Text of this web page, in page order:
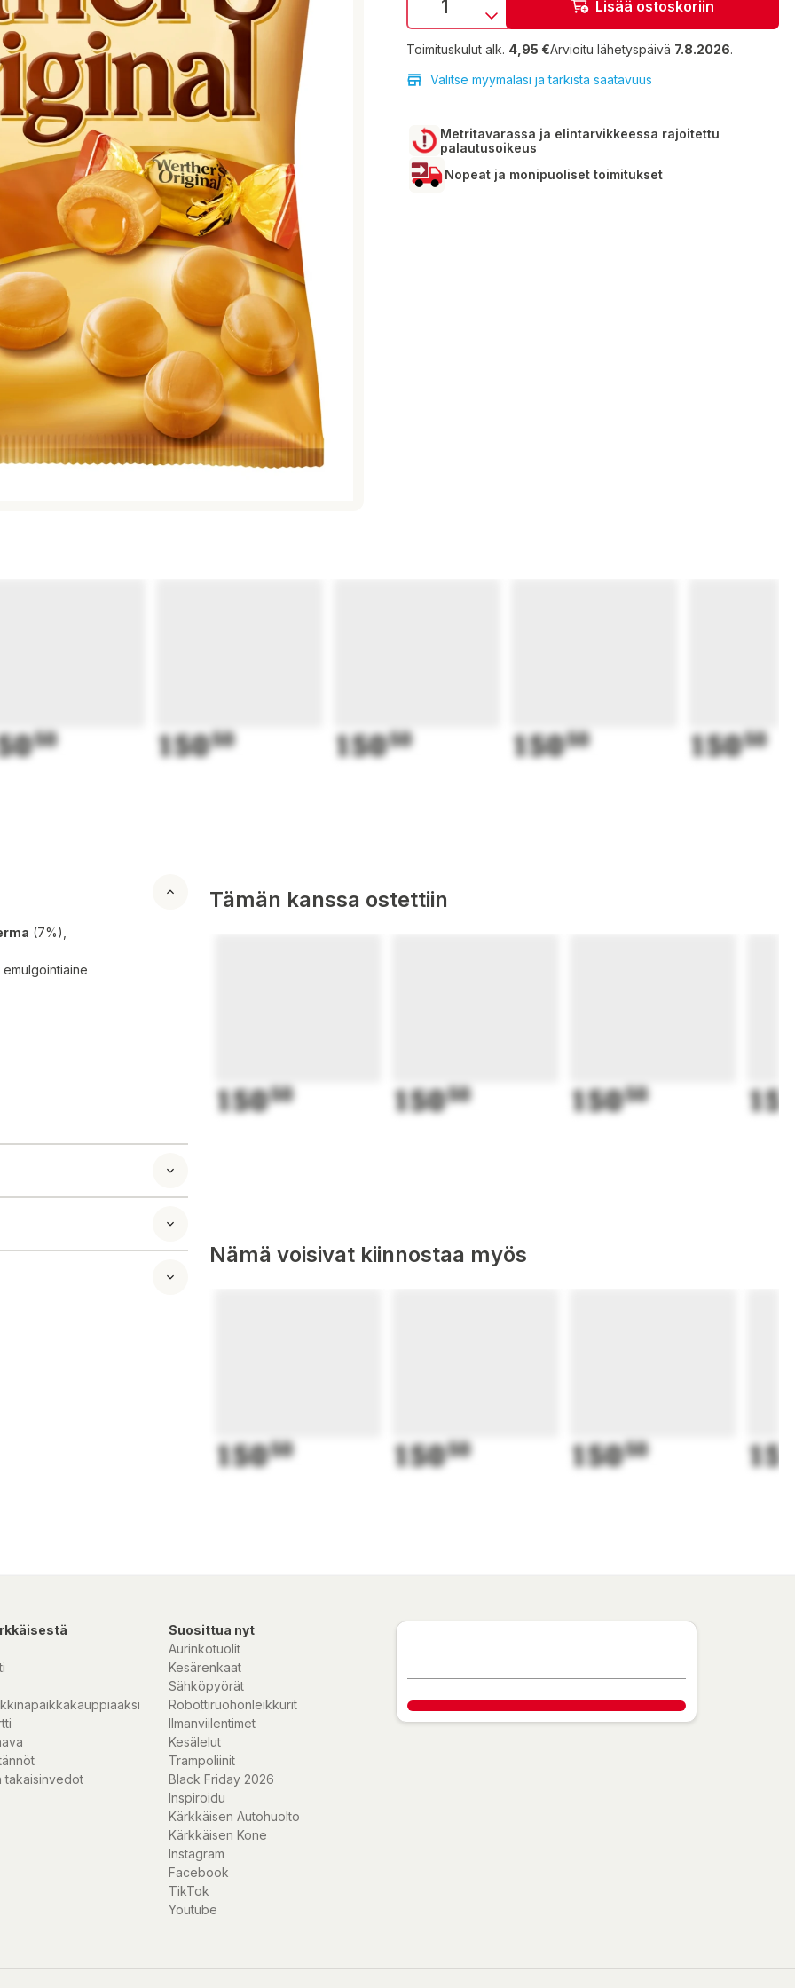
Lisää ostoskoriin
Toimituskulut alk. 4,95 €Arvioitu lähetyspäivä 7.8.2026.
Valitse myymäläsi ja tarkista saatavuus
Metritavarassa ja elintarvikkeessa rajoitettu
palautusoikeus
Nopeat ja monipuoliset toimitukset
50 15050 15050 15050 15050
(7%),
emulgointiaine
Kauppatie 18,
Tämän kanssa ostettiin
15050 15050 15050
Nämä voisivat kiinnostaa myös
15050 15050 15050
takaisinvedot
Suosittua nyt
Aurinkotuolit
Kesärenkaat
Sähköpyörät
Robottiruohonleikkurit
Ilmanviilentimet
Kesälelut
Trampoliinit
Black Friday 2026
Inspiroidu
Kärkkäisen Autohuolto
Kärkkäisen Kone
Instagram
Facebook
TikTok
Youtube